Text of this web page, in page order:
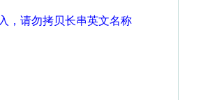
，请勿拷贝长串英文名称